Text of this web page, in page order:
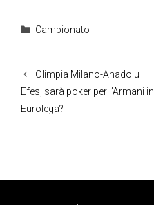
Categorie
Campionato
Olimpia Milano-Anadolu
Efes, sarà poker per l’Armani in
Eurolega?